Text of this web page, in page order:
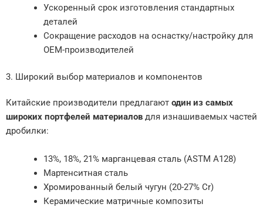
Ускоренный срок изготовления стандартных
деталей
Сокращение расходов на оснастку/настройку для
OEM-производителей
3. Широкий выбор материалов и компонентов
Китайские производители предлагают один из самых
широких портфелей материалов для изнашиваемых частей
дробилки:
13%, 18%, 21% марганцевая сталь (ASTM A128)
Мартенситная сталь
Хромированный белый чугун (20-27% Cr)
Керамические матричные композиты